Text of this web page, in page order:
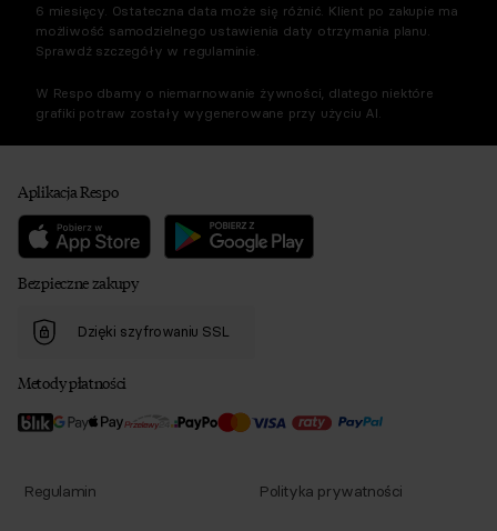
6 miesięcy. Ostateczna data może się różnić. Klient po zakupie ma
możliwość samodzielnego ustawienia daty otrzymania planu.
Sprawdź szczegóły w regulaminie.
W Respo dbamy o niemarnowanie żywności, dlatego niektóre
grafiki potraw zostały wygenerowane przy użyciu AI.
Aplikacja Respo
Bezpieczne zakupy
Dzięki szyfrowaniu SSL
Metody płatności
Regulamin Polityka prywatności